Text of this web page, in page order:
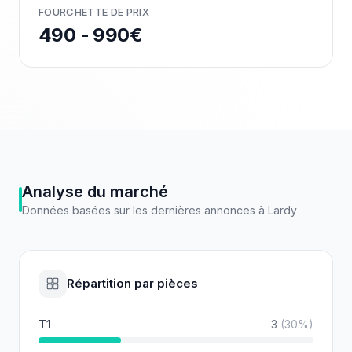
FOURCHETTE DE PRIX
490 - 990€
Analyse du marché
Données basées sur les dernières annonces à Lardy
Répartition par pièces
T1 3 (30%)